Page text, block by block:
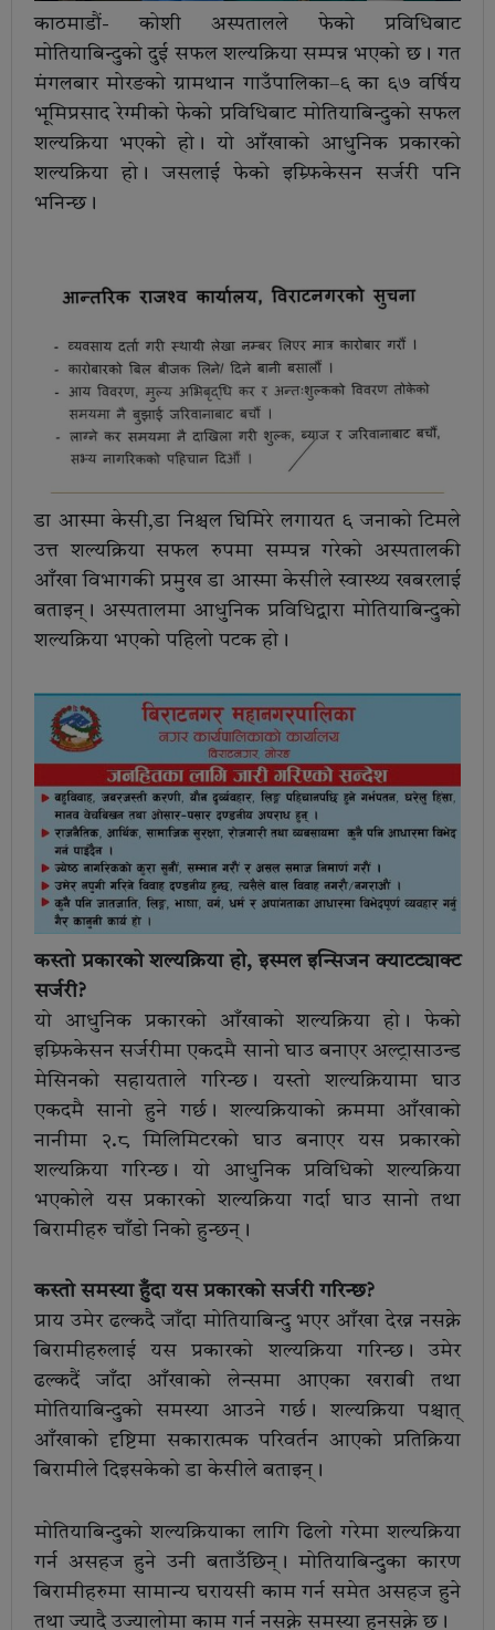
काठमाडौं- कोशी अस्पतालले फेको प्रविधिबाट
मोतियाबिन्दुको दुई सफल शल्यक्रिया सम्पन्न भएको छ। गत
मंगलबार मोरङको ग्रामथान गाउँपालिका–६ का ६७ वर्षिय
भूमिप्रसाद रेग्मीको फेको प्रविधिबाट मोतियाबिन्दुको सफल
शल्यक्रिया भएको हो। यो आँखाको आधुनिक प्रकारको
शल्यक्रिया हो। जसलाई फेको इम्र्फिकेसन सर्जरी पनि
भनिन्छ।
डा आस्मा केसी,डा निश्चल घिमिरे लगायत ६ जनाको टिमले
उत्त शल्यक्रिया सफल रुपमा सम्पन्न गरेको अस्पतालकी
आँखा विभागकी प्रमुख डा आस्मा केसीले स्वास्थ्य खबरलाई
बताइन्। अस्पतालमा आधुनिक प्रविधिद्वारा मोतियाबिन्दुको
शल्यक्रिया भएको पहिलो पटक हो।
कस्तो प्रकारको शल्यक्रिया हो, इस्मल इन्सिजन क्याटट्याक्ट
सर्जरी?
यो आधुनिक प्रकारको आँखाको शल्यक्रिया हो। फेको
इम्र्फिकेसन सर्जरीमा एकदमै सानो घाउ बनाएर अल्ट्रासाउन्ड
मेसिनको सहायताले गरिन्छ। यस्तो शल्यक्रियामा घाउ
एकदमै सानो हुने गर्छ। शल्यक्रियाको क्रममा आँखाको
नानीमा २.८ मिलिमिटरको घाउ बनाएर यस प्रकारको
शल्यक्रिया गरिन्छ। यो आधुनिक प्रविधिको शल्यक्रिया
भएकोले यस प्रकारको शल्यक्रिया गर्दा घाउ सानो तथा
बिरामीहरु चाँडो निको हुन्छन्।
कस्तो समस्या हुँदा यस प्रकारको सर्जरी गरिन्छ?
प्राय उमेर ढल्कदै जाँदा मोतियाबिन्दु भएर आँखा देख्न नसक्ने
बिरामीहरुलाई यस प्रकारको शल्यक्रिया गरिन्छ। उमेर
ढल्कदैं जाँदा आँखाको लेन्समा आएका खराबी तथा
मोतियाबिन्दुको समस्या आउने गर्छ। शल्यक्रिया पश्चात्
आँखाको दृष्टिमा सकारात्मक परिवर्तन आएको प्रतिक्रिया
बिरामीले दिइसकेको डा केसीले बताइन्।
मोतियाबिन्दुको शल्यक्रियाका लागि ढिलो गरेमा शल्यक्रिया
गर्न असहज हुने उनी बताउँछिन्। मोतियाबिन्दुका कारण
बिरामीहरुमा सामान्य घरायसी काम गर्न समेत असहज हुने
तथा ज्यादै उज्यालोमा काम गर्न नसक्ने समस्या हुनसक्ने छ।